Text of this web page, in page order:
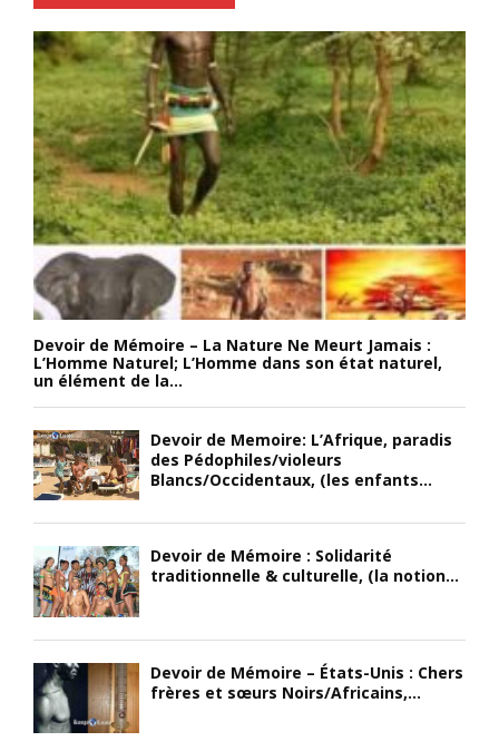
Devoir de Mémoire – La Nature Ne Meurt Jamais :
L’Homme Naturel; L’Homme dans son état naturel,
un élément de la...
Devoir de Memoire: L’Afrique, paradis
des Pédophiles/violeurs
Blancs/Occidentaux, (les enfants...
Devoir de Mémoire : Solidarité
traditionnelle & culturelle, (la notion...
Devoir de Mémoire – États-Unis : Chers
frères et sœurs Noirs/Africains,...